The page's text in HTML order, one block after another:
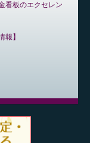
看板のエクセレン
報